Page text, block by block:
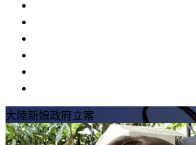
大陸新娘政府立案